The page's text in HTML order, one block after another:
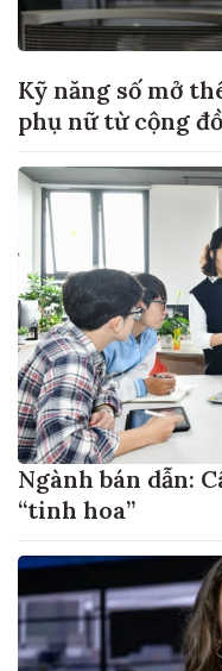
Kỹ năng số mở
phụ nữ từ cộng
Ngành bán dẫn:
“tinh hoa”